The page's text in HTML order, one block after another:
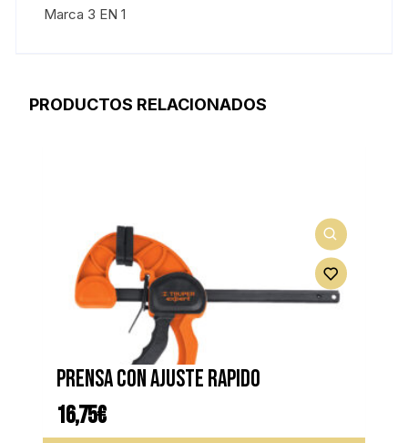
Marca 3 EN 1
PRODUCTOS RELACIONADOS
Prensa con ajuste rapido
16,75€